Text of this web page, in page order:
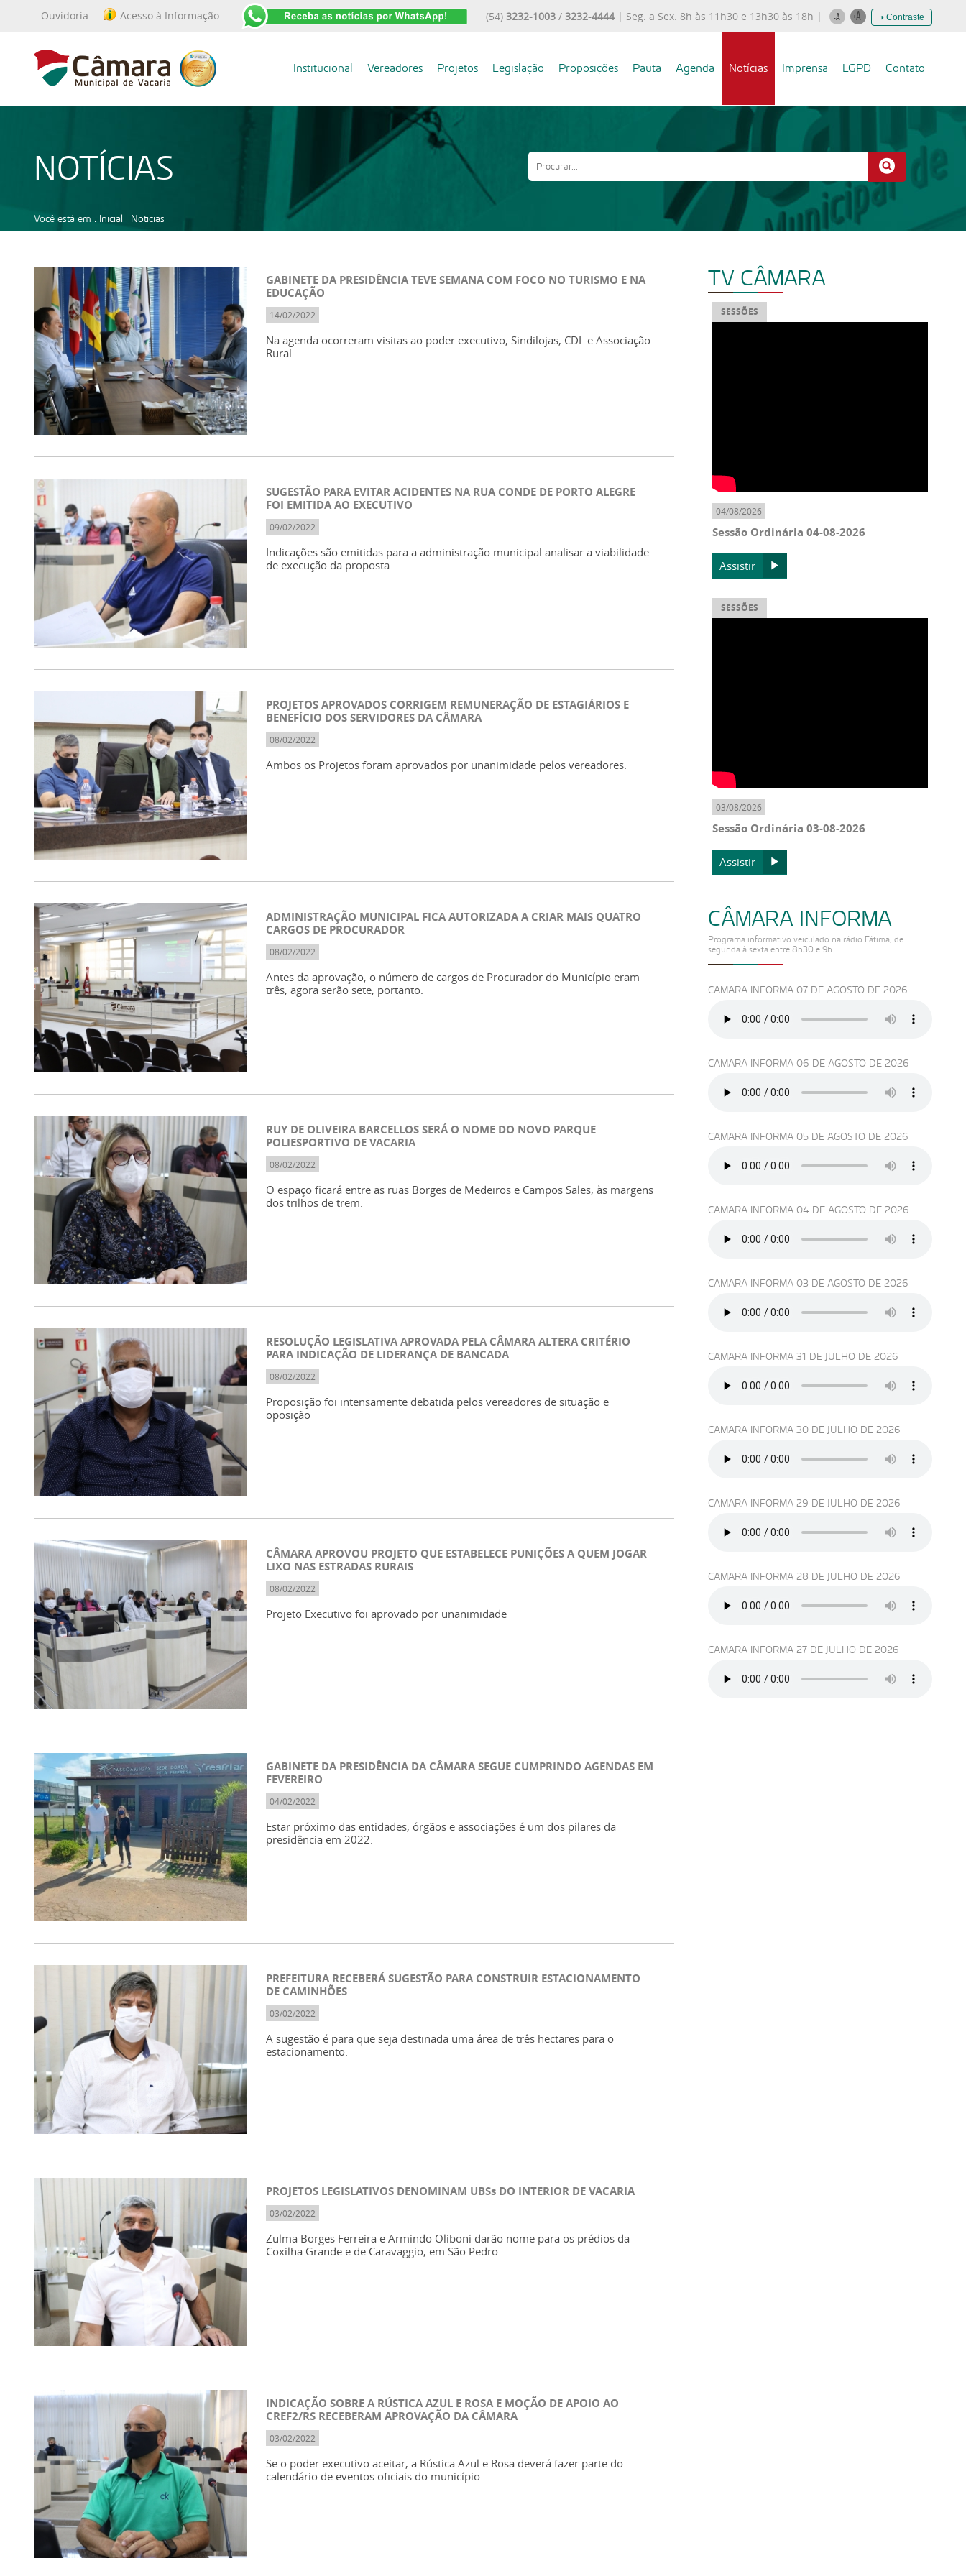
Ouvidoria Acesso à Informação (54) 3232-1003 / 3232-4444| Seg. a Sex. 8h às 11h30 e 13h30 às 18h | ◑ Contraste
Institucional Vereadores Projetos Legislação Proposições Pauta Agenda Notícias Imprensa LGPD Contato
NOTÍCIAS
Você está em : Inicial Noticias
GABINETE DA PRESIDÊNCIA TEVE SEMANA COM FOCO NO TURISMO E NA
EDUCAÇÃO
14/02/2022
Na agenda ocorreram visitas ao poder executivo, Sindilojas, CDL e Associação
Rural.
SUGESTÃO PARA EVITAR ACIDENTES NA RUA CONDE DE PORTO ALEGRE
FOI EMITIDA AO EXECUTIVO
09/02/2022
Indicações são emitidas para a administração municipal analisar a viabilidade
de execução da proposta.
PROJETOS APROVADOS CORRIGEM REMUNERAÇÃO DE ESTAGIÁRIOS E
BENEFÍCIO DOS SERVIDORES DA CÂMARA
08/02/2022
Ambos os Projetos foram aprovados por unanimidade pelos vereadores.
ADMINISTRAÇÃO MUNICIPAL FICA AUTORIZADA A CRIAR MAIS QUATRO
CARGOS DE PROCURADOR
08/02/2022
Antes da aprovação, o número de cargos de Procurador do Município eram
três, agora serão sete, portanto.
RUY DE OLIVEIRA BARCELLOS SERÁ O NOME DO NOVO PARQUE
POLIESPORTIVO DE VACARIA
08/02/2022
O espaço ficará entre as ruas Borges de Medeiros e Campos Sales, às margens
dos trilhos de trem.
RESOLUÇÃO LEGISLATIVA APROVADA PELA CÂMARA ALTERA CRITÉRIO
PARA INDICAÇÃO DE LIDERANÇA DE BANCADA
08/02/2022
Proposição foi intensamente debatida pelos vereadores de situação e
oposição
CÂMARA APROVOU PROJETO QUE ESTABELECE PUNIÇÕES A QUEM JOGAR
LIXO NAS ESTRADAS RURAIS
08/02/2022
Projeto Executivo foi aprovado por unanimidade
GABINETE DA PRESIDÊNCIA DA CÂMARA SEGUE CUMPRINDO AGENDAS EM
FEVEREIRO
04/02/2022
Estar próximo das entidades, órgãos e associações é um dos pilares da
presidência em 2022.
PREFEITURA RECEBERÁ SUGESTÃO PARA CONSTRUIR ESTACIONAMENTO
DE CAMINHÕES
03/02/2022
A sugestão é para que seja destinada uma área de três hectares para o
estacionamento.
PROJETOS LEGISLATIVOS DENOMINAM UBSs DO INTERIOR DE VACARIA
03/02/2022
Zulma Borges Ferreira e Armindo Oliboni darão nome para os prédios da
Coxilha Grande e de Caravaggio, em São Pedro.
INDICAÇÃO SOBRE A RÚSTICA AZUL E ROSA E MOÇÃO DE APOIO AO
CREF2/RS RECEBERAM APROVAÇÃO DA CÂMARA
03/02/2022
Se o poder executivo aceitar, a Rústica Azul e Rosa deverá fazer parte do
calendário de eventos oficiais do município.
TV CÂMARA
SESSÕES
04/08/2026
Sessão Ordinária 04-08-2026
Assistir
SESSÕES
03/08/2026
Sessão Ordinária 03-08-2026
Assistir
CÂMARA INFORMA
Programa informativo veiculado na rádio Fátima, de
segunda à sexta entre 8h30 e 9h.
CAMARA INFORMA 07 DE AGOSTO DE 2026
CAMARA INFORMA 06 DE AGOSTO DE 2026
CAMARA INFORMA 05 DE AGOSTO DE 2026
CAMARA INFORMA 04 DE AGOSTO DE 2026
CAMARA INFORMA 03 DE AGOSTO DE 2026
CAMARA INFORMA 31 DE JULHO DE 2026
CAMARA INFORMA 30 DE JULHO DE 2026
CAMARA INFORMA 29 DE JULHO DE 2026
CAMARA INFORMA 28 DE JULHO DE 2026
CAMARA INFORMA 27 DE JULHO DE 2026